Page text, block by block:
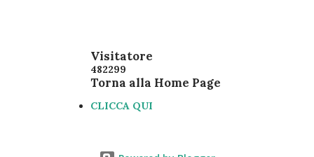
Visitatore
482299
Torna alla Home Page
CLICCA QUI